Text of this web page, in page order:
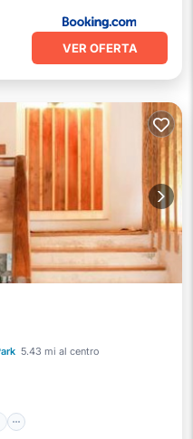
VER OFERTA
5.43 mi al centro
Terraza